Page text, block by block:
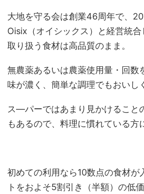
大地を守る会は創業46周年で、
Oisix（オイシックス）と経営統合
取り扱う食材は高品質のまま。
無農薬あるいは農薬使用量・回数
味が濃く、簡単な調理でもおいし
ス―パーではあまり見かけること
もあるので、料理に慣れている方
初めての利用なら10数点の食材が
トをおよそ5割引き（半額）の低